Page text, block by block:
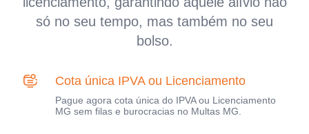
só no seu tempo, mas também no seu
bolso.
Cota única IPVA ou Licenciamento
Pague agora cota única do IPVA ou Licenciamento
MG sem filas e burocracias no Multas MG.